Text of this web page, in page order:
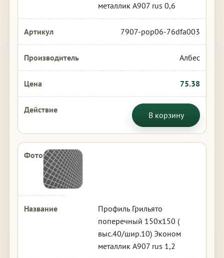
металлик А907 rus 0,6
7907-pop06-76dfa003
Албес
75.38
В корзину
Профиль Грильято
поперечный 150х150 (
выс.40/шир.10) Эконом
металлик А907 rus 1,2